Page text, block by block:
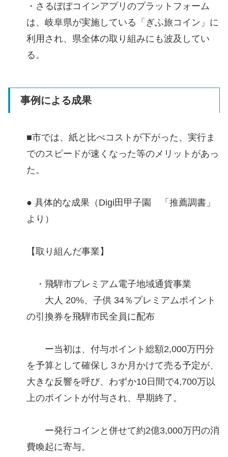
・さるぼぼコインアプリのプラットフォーム
は、岐阜県が実施している「ぎふ旅コイン」に
利用され、県全体の取り組みにも波及してい
る。
事例による成果
■市では、紙と比べコストが下がった、実行ま
でのスピードが速くなった等のメリットがあっ
た。
● 具体的な成果（Digi田甲子園 「推薦調書」
より）
【取り組んだ事業】
・飛騨市プレミアム電子地域通貨事業
大人 20%、子供 34％プレミアムポイント
の引換券を飛騨市民全員に配布
ー当初は、付与ポイント総額2,000万円分
を予算として確保し３か月かけて売る予定が、
大きな反響を呼び、わずか10日間で4,700万以
上のポイントが付与され、早期終了。
ー発行コインと併せて約2億3,000万円の消
費喚起に寄与。